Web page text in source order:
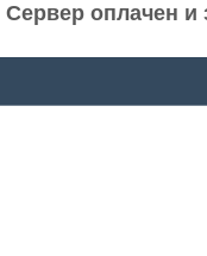
Сервер оплачен и